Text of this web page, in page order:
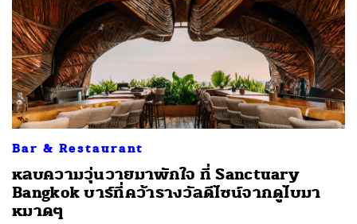
Bar & Restaurant
หลบความวุ่นวายมาพักใจ ที่ Sanctuary
Bangkok บาร์ที่คว้ารางวัลดีไซน์จากดูไบมา
หมาดๆ
ค้นหา
SHARE TWEET LINE EMAIL